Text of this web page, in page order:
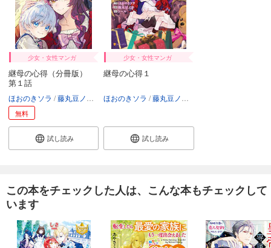
少女・女性マンガ
継母の心得（分冊版）
第１話
ほおのきソラ 藤丸豆ノ介 トール
無料
試し読み
少女・女性マンガ
継母の心得１
ほおのきソラ 藤丸豆ノ介
試し読み
この本をチェックした人は、こんな本もチェックして
います